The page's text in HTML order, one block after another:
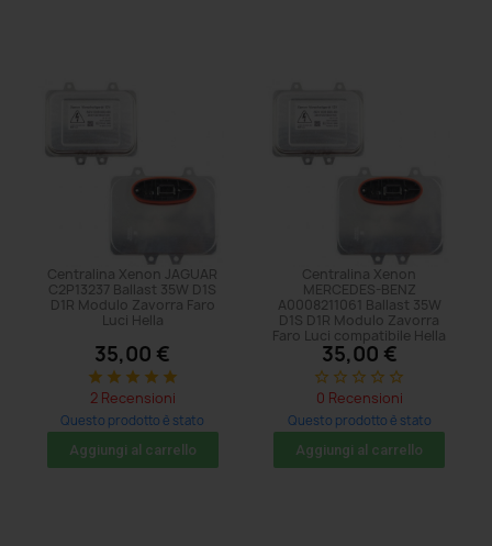
Centralina Xenon JAGUAR
C2P13237 Ballast 35W D1S
D1R Modulo Zavorra Faro
Luci Hella
35,00 €
star star star star star
2 Recensioni
Questo prodotto è stato
acquistato: 17 volte
Aggiungi al carrello
Centralina Xenon
MERCEDES-BENZ
A0008211061 Ballast 35W
D1S D1R Modulo Zavorra
Faro Luci compatibile Hella
35,00 €
star_border star_border star_border star_border star_border
0 Recensioni
Questo prodotto è stato
acquistato: 8 volte
Aggiungi al carrello